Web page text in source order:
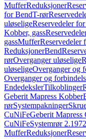
MufferReduksjoner
for BendT-rør
uløseligeReservedeler
Kobber, gass
gassMufferReservedeler
ReduksjonerBend
rørOverganger uløselige
uløseligeOverganger og
Overganger og
EndedekslerTilkoblinger
Geberit Mapress Kobber
rørSystempakninger
CuNiFeGeberit Mapress
CuNiFeSystemrør 2.1972
MufferReduksjoner